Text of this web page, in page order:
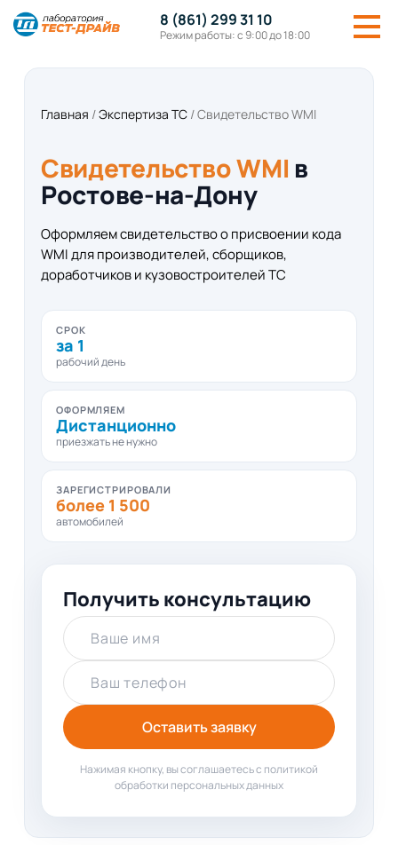
8 (861) 299 31 10
Режим работы: с 9:00 до 18:00
Главная /Экспертиза ТС /Свидетельство WMI
Свидетельство WMI в
Ростове-на-Дону
Оформляем свидетельство о присвоении кода
WMI для производителей, сборщиков,
доработчиков и кузовостроителей ТС
СРОК
за 1
рабочий день
ОФОРМЛЯЕМ
Дистанционно
приезжать не нужно
ЗАРЕГИСТРИРОВАЛИ
более 1 500
автомобилей
Получить консультацию
Ваше имя
Ваш телефон
Оставить заявку
Нажимая кнопку, вы соглашаетесь с политикой
обработки персональных данных